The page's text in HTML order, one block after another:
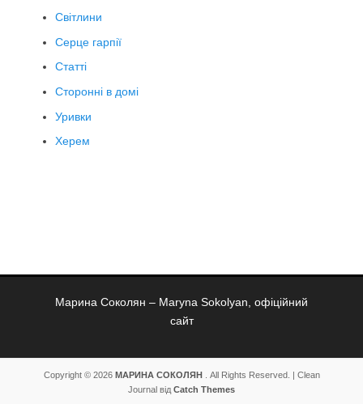
Світлини
Серце гарпії
Статті
Сторонні в домі
Уривки
Херем
Марина Соколян – Maryna Sokolyan, офіційний
сайт
Copyright © 2026 МАРИНА СОКОЛЯН
. All Rights Reserved. | Clean
Journal від Catch Themes